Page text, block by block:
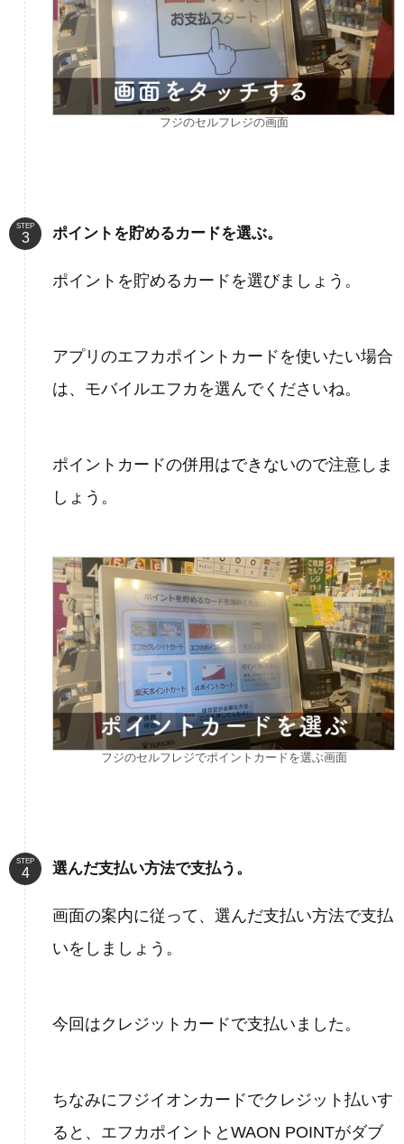
フジのセルフレジの画面
STEP ポイントを貯めるカードを選ぶ。
ポイントを貯めるカードを選びましょう。
アプリのエフカポイントカードを使いたい場合
は、モバイルエフカを選んでくださいね。
ポイントカードの併用はできないので注意しま
しょう。
フジのセルフレジでポイントカードを選ぶ画面
STEP 選んだ支払い方法で支払う。
画面の案内に従って、選んだ支払い方法で支払
いをしましょう。
今回はクレジットカードで支払いました。
ちなみにフジイオンカードでクレジット払いす
ると、エフカポイントとWAON POINTがダブ